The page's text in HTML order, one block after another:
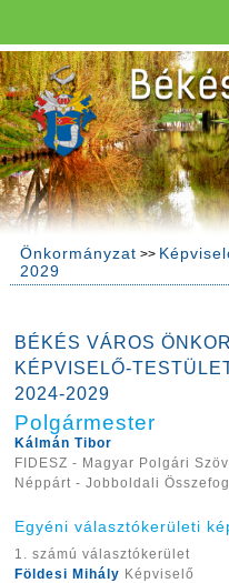
Önkormányzat >>
2029
BÉKÉS VÁROS
KÉPVISELŐ-
2024-2029
Polgármester
Kálmán Tibor
FIDESZ - Magyar Polgári
Néppárt - Jobboldali
Egyéni választókerületi
1. számú választókerület
Földesi Mihály Képviselő